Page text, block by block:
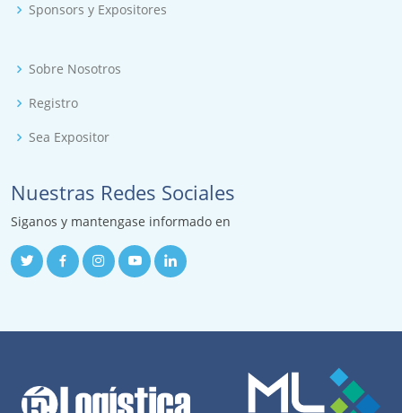
Sponsors y Expositores
Sobre Nosotros
Registro
Sea Expositor
Nuestras Redes Sociales
Siganos y mantengase informado en